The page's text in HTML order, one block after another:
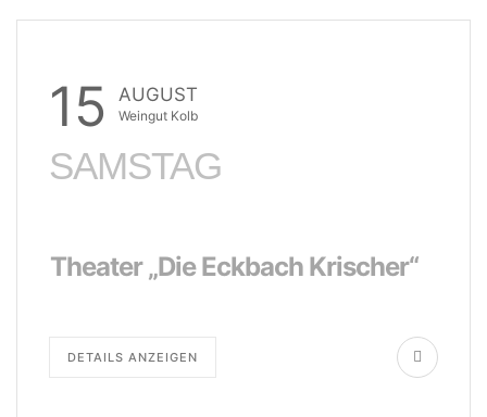
15 AUGUST
Weingut Kolb
SAMSTAG
Theater „Die Eckbach Krischer“
DETAILS ANZEIGEN